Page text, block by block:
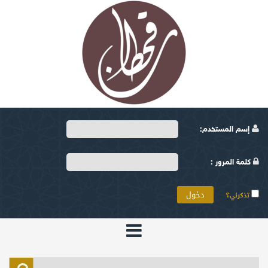
إسم المستخدم:
كلمة المرور :
تذكرني؟